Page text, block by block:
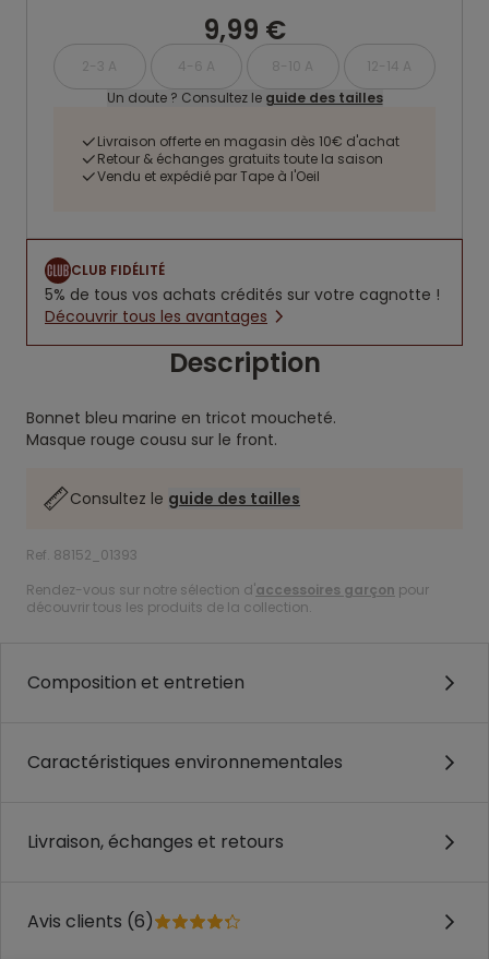
9,99 €
2-3 A 4-6 A 8-10 A
12-14 A
Un doute ? Consultez le guide des tailles
Livraison offerte en magasin dès 10€ d'achat
Retour & échanges gratuits toute la saison
Vendu et expédié par Tape à l'Oeil
CLUB FIDÉLITÉ
5% de tous vos achats crédités sur votre cagnotte !
Découvrir tous les avantages
Description
Bonnet bleu marine en tricot moucheté.
Masque rouge cousu sur le front.
Consultez le guide des tailles
Ref. 88152_01393
Rendez-vous sur notre sélection d'accessoires garçon pour
découvrir tous les produits de la collection.
Composition et entretien
Caractéristiques environnementales
Livraison, échanges et retours
Avis clients (6)